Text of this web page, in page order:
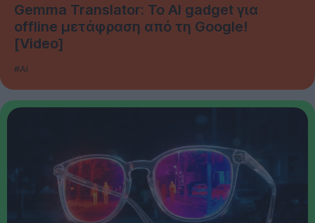
Gemma Translator: Το AI gadget για
offline μετάφραση από τη Google!
[Video]
#AI